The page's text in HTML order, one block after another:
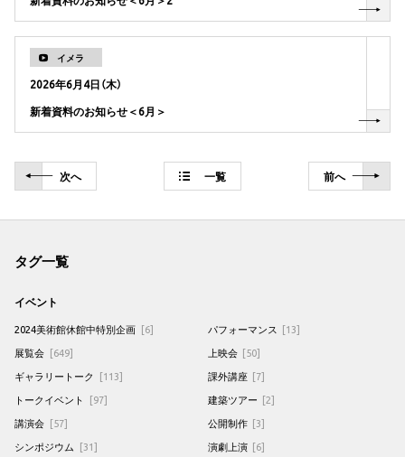
イメラ
2026年6月4日（木）
新着資料のお知らせ＜6月＞
次へ 一覧 前へ
タグ一覧
イベント
2024美術館休館中特別企画 [6]
展覧会 [649]
ギャラリートーク [113]
トークイベント [97]
講演会 [57]
シンポジウム [31]
パフォーマンス [13]
上映会 [50]
課外講座 [7]
建築ツアー [2]
公開制作 [3]
演劇上演 [6]